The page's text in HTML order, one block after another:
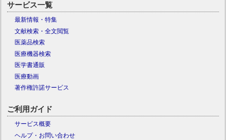
サービス一覧
最新情報・特集
文献検索・全文閲覧
医薬品検索
医療機器検索
医学書通販
医療動画
著作権許諾サービス
ご利用ガイド
サービス概要
ヘルプ・お問い合わせ